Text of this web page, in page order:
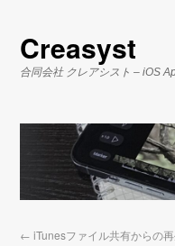
Creasyst
合同会社 クレアシスト – iOS
← iTunesファイル共有からの